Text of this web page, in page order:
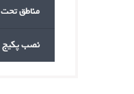
مناطق
نصب پکیج